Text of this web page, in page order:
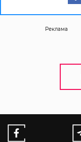
Реклама